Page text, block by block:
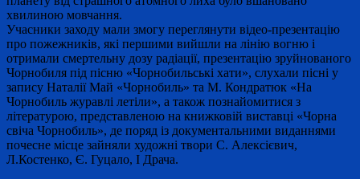
хвилиною мовчання.
Учасники заходу мали змогу переглянути відео-презентацію
про пожежників, які першими вийшли на лінію вогню і
отримали смертельну дозу радіації, презентацію зруйнованого
Чорнобиля під пісню «Чорнобильські хати», слухали пісні у
запису Наталії Май «Чорнобиль» та М. Кондратюк «На
Чорнобиль журавлі летіли», а також познайомитися з
літературою, представленою на книжковій виставці «Чорна
свіча Чорнобиль», де поряд із документальними виданнями
почесне місце зайняли художні твори С. Алексієвич,
Л.Костенко, Є. Гуцало, І Драча.